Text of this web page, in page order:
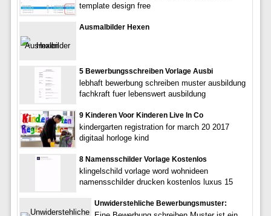
template design free
Ausmalbilder Hexen
5 Bewerbungsschreiben Vorlage Ausbi
lebhaft bewerbung schreiben muster ausbildung
fachkraft fuer lebenswert ausbildung
9 Kinderen Voor Kinderen Live In Co
kindergarten registration for march 20 2017
digitaal horloge kind
8 Namensschilder Vorlage Kostenlos
klingelschild vorlage word wohnideen
namensschilder drucken kostenlos luxus 15
Unwiderstehliche Bewerbungsmuster: